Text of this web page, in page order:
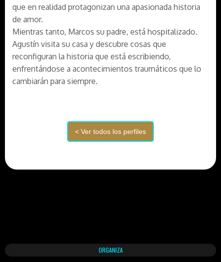
que en realidad protagonizan una apasionada historia
de amor.
Mientras tanto, Marcos su padre, está hospitalizado.
Agustín visita su casa y descubre cosas que
reconfiguran la historia que está escribiendo,
enfrentándose a acontecimientos traumáticos que lo
cambiarán para siempre.
ORGANIZA